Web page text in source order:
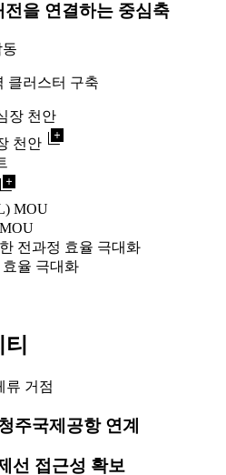
을 연결하는 중심축
동
클러스터 구축
천안 library_add
library_add
효율 극대화
류 거점
주국제공항 연계
선 접근성 확보